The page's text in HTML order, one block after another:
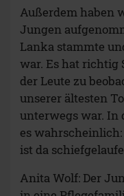
Außerdem haben
Jungen
Lanka stammte
war. Es hat richtig
der Leute zu
unserer ältesten
unterwegs war. In
es
ist da
Anita Wolf: Der